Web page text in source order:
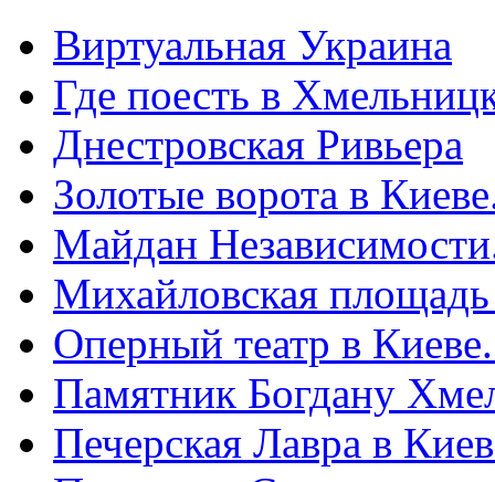
Виртуальная Украина
Где поесть в
Днестровская Ривьера
Золотые ворота в
Майдан
Михайловская
Оперный театр в
Памятник Богдану
Печерская Лавра в